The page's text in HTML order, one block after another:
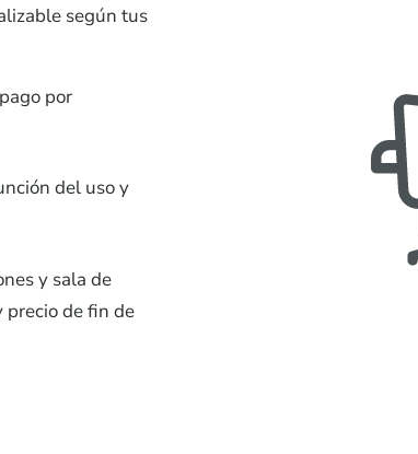
según tus
por
del uso y
y sala de
precio de fin de